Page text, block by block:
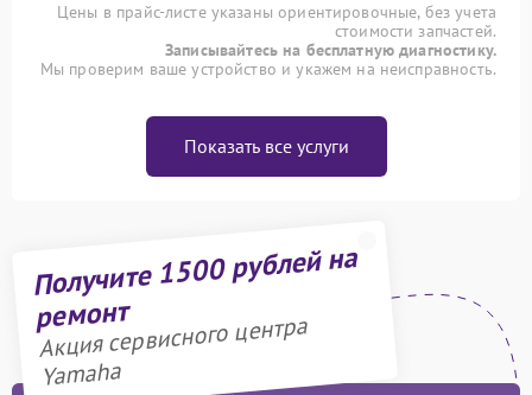
Цены в прайс-листе указаны ориентировочные, без учета
стоимости запчастей.
Записывайтесь на бесплатную диагностику.
Мы проверим ваше устройство и укажем на неисправность.
Показать все услуги
Получите 1500 рублей на
ремонт
Акция сервисного центра
Yamaha